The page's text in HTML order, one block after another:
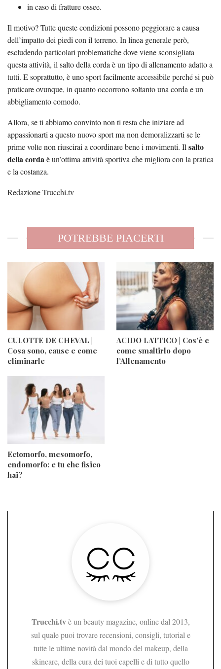
in caso di fratture ossee.
Il motivo? Tutte queste condizioni possono peggiorare a causa
dell’impatto dei piedi con il terreno. In linea generale però,
escludendo particolari problematiche dove viene sconsigliata
questa attività, il salto della corda è un tipo di allenamento adatto a
tutti. E soprattutto, è uno sport facilmente accessibile perché si può
praticare ovunque, in quanto occorrono soltanto una corda e un
abbigliamento comodo.
Allora, se ti abbiamo convinto non ti resta che iniziare ad
appassionarti a questo nuovo sport ma non demoralizzarti se le
prime volte non riuscirai a coordinare bene i movimenti. Il salto
della corda è un’ottima attività sportiva che migliora con la pratica
e la costanza.
Redazione Trucchi.tv
POTREBBE PIACERTI
CULOTTE DE CHEVAL |
Cosa sono, cause e come
eliminarle
ACIDO LATTICO | Cos’è e
come smaltirlo dopo
l’Allenamento
Ectomorfo, mesomorfo,
endomorfo: e tu che fisico
hai?
Trucchi.tvè un beauty magazine, online dal 2013,
sul quale puoi trovare recensioni, consigli, tutorial e
tutte le ultime novità dal mondo del makeup, della
skincare, della cura dei tuoi capelli e di tutto quello